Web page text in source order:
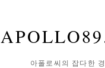
아폴로씨의 잡다한